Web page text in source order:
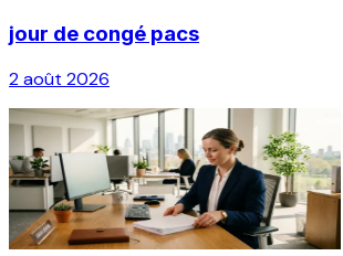
jour de congé pacs
2 août 2026